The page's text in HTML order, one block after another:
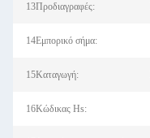
13Προδιαγραφές:
14Εμπορικό σήμα:
15Καταγωγή:
16Κώδικας Hs: